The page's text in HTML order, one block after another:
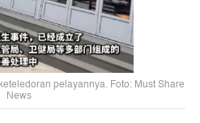
pelayannya. Foto: Must Share
News